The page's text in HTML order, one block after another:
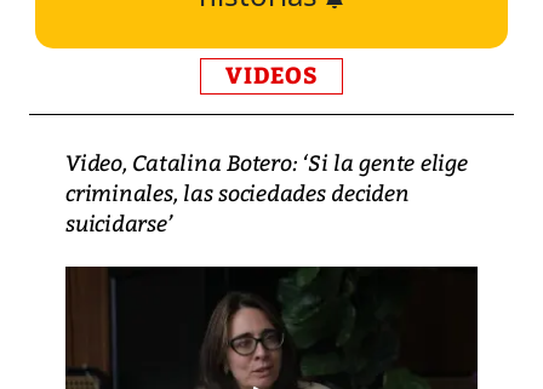
VIDEOS
Video, Catalina Botero: ‘Si la gente elige
criminales, las sociedades deciden
suicidarse’